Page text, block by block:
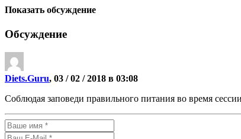
Показать обсуждение
Обсуждение
Diets.Guru, 03 / 02 / 2018 в 03:08
Соблюдая заповеди правильного питания во время